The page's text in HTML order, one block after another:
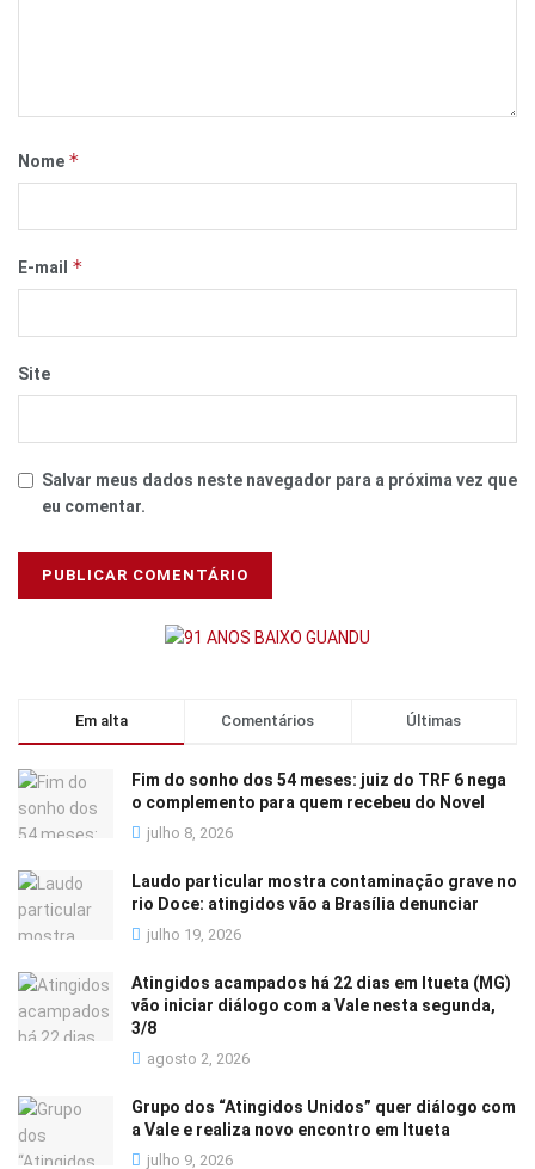
Nome *
E-mail *
Site
Salvar meus dados neste navegador para a próxima vez que
eu comentar.
Em alta Comentários Últimas
Fim do sonho dos 54 meses: juiz do TRF 6 nega
o complemento para quem recebeu do Novel
julho 8, 2026
Laudo particular mostra contaminação grave no
rio Doce: atingidos vão a Brasília denunciar
julho 19, 2026
Atingidos acampados há 22 dias em Itueta (MG)
vão iniciar diálogo com a Vale nesta segunda,
3/8
agosto 2, 2026
Grupo dos “Atingidos Unidos” quer diálogo com
a Vale e realiza novo encontro em Itueta
julho 9, 2026